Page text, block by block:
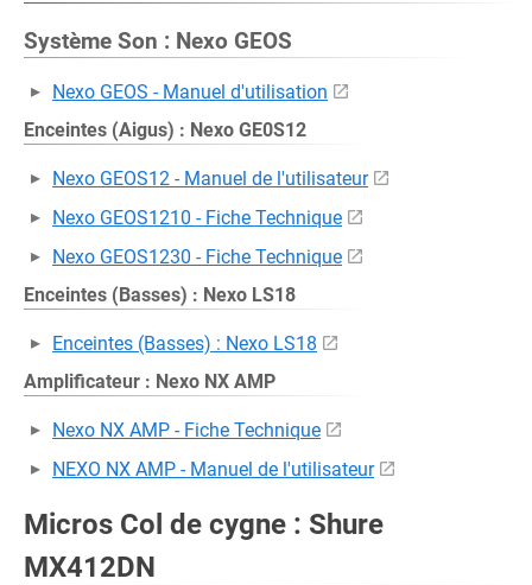
Système Son : Nexo GEOS
Nexo GEOS - Manuel d'utilisation
Enceintes (Aigus) : Nexo GE0S12
Nexo GEOS12 - Manuel de l'utilisateur
Nexo GEOS1210 - Fiche Technique
Nexo GEOS1230 - Fiche Technique
Enceintes (Basses) : Nexo LS18
Enceintes (Basses) : Nexo LS18
Amplificateur : Nexo NX AMP
Nexo NX AMP - Fiche Technique
NEXO NX AMP - Manuel de l'utilisateur
Micros Col de cygne : Shure
MX412DN